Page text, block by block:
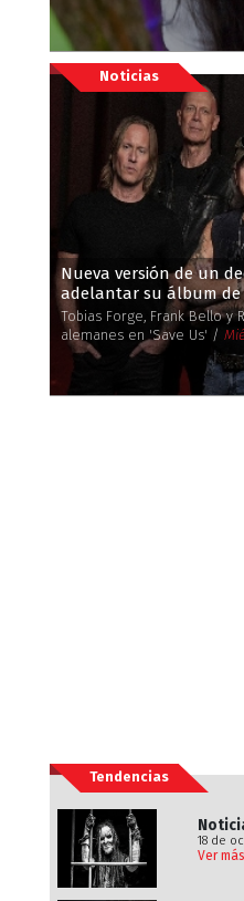
Noticias
Nueva versión de un
adelantar su álbum de
Tobias Forge, Frank Bello y
alemanes en 'Save Us' /
Tendencias
18 de
Ver más